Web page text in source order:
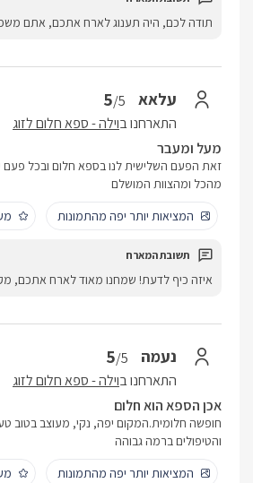
תודה לכם, היה תענוג לארח אתכם, אתם
עלאא 5/5
התארחנו בוילה - ספא חלום לזוג
מעל ומעבר
זאת הפעם השלישית לנו בספא חלום ובכל פעם
מהכל ומהצוות המושלם
המציאות יותר יפה מהתמונות
איזה כיף לדעת! שמחנו מאוד לארח אתכם,
נעמה 5/5
התארחנו בוילה - ספא חלום לזוג
אכן הספא הוא חלום
חופשה חלומית.המקום יפה, נקי, מעוצב בטוב
והטיפולים ברמה גבוהה
המציאות יותר יפה מהתמונות